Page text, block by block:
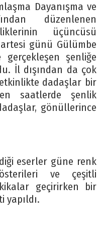
Dayanışma ve
düzenlenen
üçüncüsü
günü Gülümbe
gerçekleşen şenliğe
İl dışından da çok
dadaşlar bir
saatlerde şenlik
gönüllerince
eserler güne renk
ve çeşitli
geçirirken bir
yapıldı.